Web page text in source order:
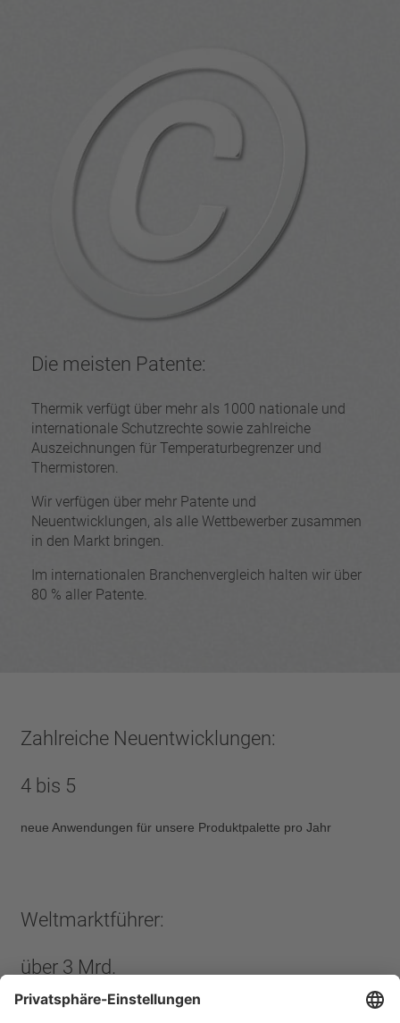
Die meisten Patente:
Thermik verfügt über mehr als 1000 nationale und
internationale Schutzrechte sowie zahlreiche
Auszeichnungen für Temperaturbegrenzer und
Thermistoren.
Wir verfügen über mehr Patente und
Neuentwicklungen, als alle Wettbewerber zusammen
in den Markt bringen.
Im internationalen Branchenvergleich halten wir über
80 % aller Patente.
Zahlreiche Neuentwicklungen:
4 bis 5
neue Anwendungen für unsere Produktpalette pro Jahr
Weltmarktführer:
über 3 Mrd.
Temperaturbegrenzer im weltweiten Einsatz